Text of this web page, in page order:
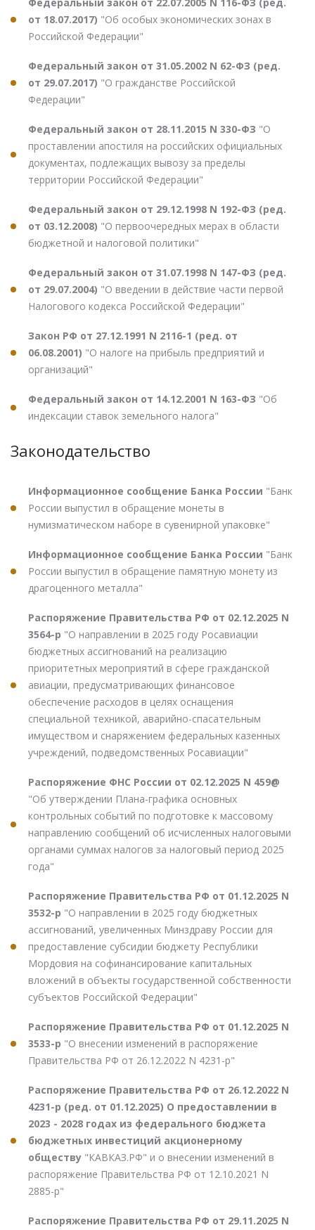
Федеральный закон от 22.07.2005 N 116-ФЗ (ред.
от 18.07.2017) "Об особых экономических зонах в
Российской Федерации"
Федеральный закон от 31.05.2002 N 62-ФЗ (ред.
от 29.07.2017) "О гражданстве Российской
Федерации"
Федеральный закон от 28.11.2015 N 330-ФЗ "О
проставлении апостиля на российских официальных
документах, подлежащих вывозу за пределы
территории Российской Федерации"
Федеральный закон от 29.12.1998 N 192-ФЗ (ред.
от 03.12.2008) "О первоочередных мерах в области
бюджетной и налоговой политики"
Федеральный закон от 31.07.1998 N 147-ФЗ (ред.
от 29.07.2004) "О введении в действие части первой
Налогового кодекса Российской Федерации"
Закон РФ от 27.12.1991 N 2116-1 (ред. от
06.08.2001) "О налоге на прибыль предприятий и
организаций"
Федеральный закон от 14.12.2001 N 163-ФЗ "Об
индексации ставок земельного налога"
Законодательство
Информационное сообщение Банка России "Банк
России выпустил в обращение монеты в
нумизматическом наборе в сувенирной упаковке"
Информационное сообщение Банка России "Банк
России выпустил в обращение памятную монету из
драгоценного металла"
Распоряжение Правительства РФ от 02.12.2025 N
3564-р "О направлении в 2025 году Росавиации
бюджетных ассигнований на реализацию
приоритетных мероприятий в сфере гражданской
авиации, предусматривающих финансовое
обеспечение расходов в целях оснащения
специальной техникой, аварийно-спасательным
имуществом и снаряжением федеральных казенных
учреждений, подведомственных Росавиации"
Распоряжение ФНС России от 02.12.2025 N 459@
"Об утверждении Плана-графика основных
контрольных событий по подготовке к массовому
направлению сообщений об исчисленных налоговыми
органами суммах налогов за налоговый период 2025
года"
Распоряжение Правительства РФ от 01.12.2025 N
3532-р "О направлении в 2025 году бюджетных
ассигнований, увеличенных Минздраву России для
предоставление субсидии бюджету Республики
Мордовия на софинансирование капитальных
вложений в объекты государственной собственности
субъектов Российской Федерации"
Распоряжение Правительства РФ от 01.12.2025 N
3533-р "О внесении изменений в распоряжение
Правительства РФ от 26.12.2022 N 4231-р"
Распоряжение Правительства РФ от 26.12.2022 N
4231-р (ред. от 01.12.2025) О предоставлении в
2023 - 2028 годах из федерального бюджета
бюджетных инвестиций акционерному
обществу "КАВКАЗ.РФ" и о внесении изменений в
распоряжение Правительства РФ от 12.10.2021 N
2885-р"
Распоряжение Правительства РФ от 29.11.2025 N